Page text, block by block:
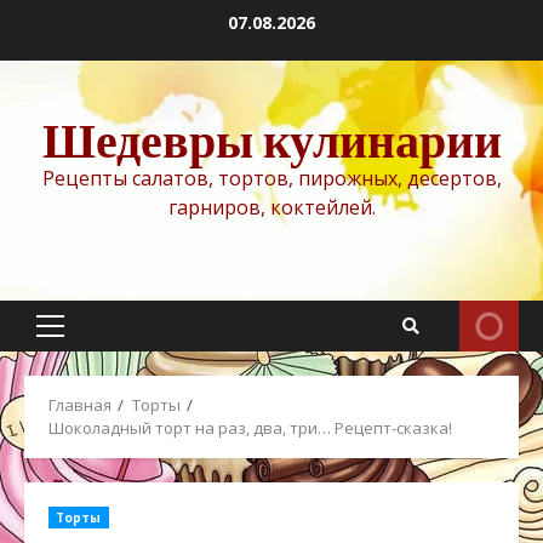
содержимому
07.08.2026
Шедевры кулинарии
Рецепты салатов, тортов, пирожных, десертов,
гарниров, коктейлей.
Основное
меню
Главная
Торты
Шоколадный торт на раз, два, три… Рецепт-сказка!
Торты